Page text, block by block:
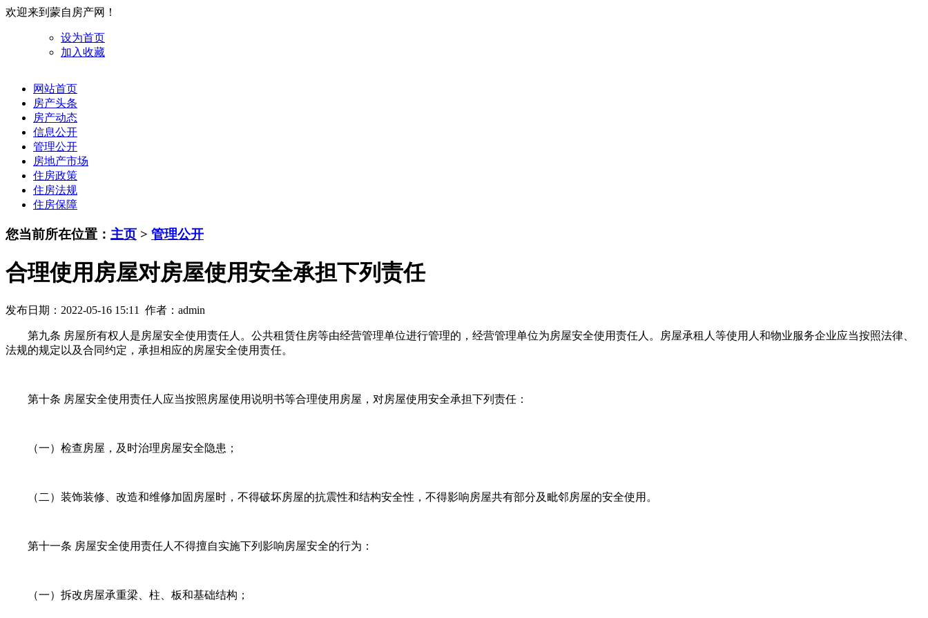
欢迎来到蒙自房产网！
设为首页
加入收藏
网站首页
房产头条
房产动态
信息公开
管理公开
房地产市场
住房政策
住房法规
住房保障
您当前所在位置： 主页 > 管理公开
合理使用房屋对房屋使用安全承担下列责任
发布日期：2022-05-16 15:11 作者：admin
第九条 房屋所有权人是房屋安全使用责任人。公共租赁住房等由经营管理单位进行管理的，经营管理单位为房屋安全使用责任人。房屋承租人等使用人和物业服务企业应当按照法律、
法规的规定以及合同约定，承担相应的房屋安全使用责任。
第十条 房屋安全使用责任人应当按照房屋使用说明书等合理使用房屋，对房屋使用安全承担下列责任：
（一）检查房屋，及时治理房屋安全隐患；
（二）装饰装修、改造和维修加固房屋时，不得破坏房屋的抗震性和结构安全性，不得影响房屋共有部分及毗邻房屋的安全使用。
第十一条 房屋安全使用责任人不得擅自实施下列影响房屋安全的行为：
（一）拆改房屋承重梁、柱、板和基础结构；